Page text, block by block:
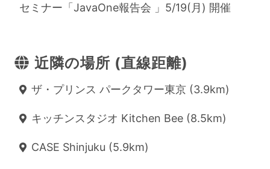
セミナー「JavaOne報告会 」5/19(月) 開催
近隣の場所 (直線距離)
ザ・プリンス パークタワー東京 (3.9km)
キッチンスタジオ Kitchen Bee (8.5km)
CASE Shinjuku (5.9km)